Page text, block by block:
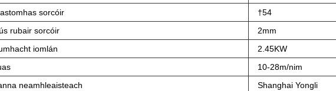
sorcóir
†54
rubair sorcóir
2mm
iomlán
2.45KW
10-28m/nim
neamhleaisteach
Shanghai Yongli